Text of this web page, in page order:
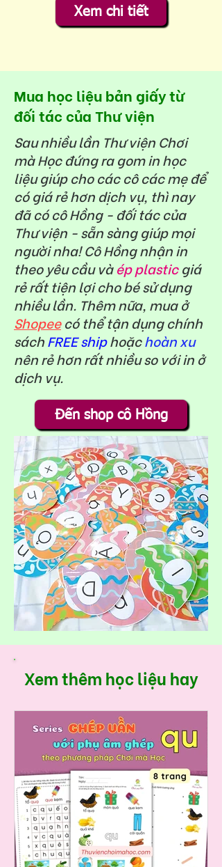
Xem chi tiết
Mua học liệu bản giấy từ
đối tác của Thư viện
Sau nhiều lần Thư viện Chơi
mà Học đứng ra gom in học
liệu giúp cho các cô các mẹ để
có giá rẻ hơn dịch vụ, thì nay
đã có cô Hồng - đối tác của
Thư viện - sẵn sàng giúp mọi
người nha! Cô Hồng nhận in
theo yêu cầu vàép plasticgiá
rẻ rất tiện lợi cho bé sử dụng
nhiều lần. Thêm nữa, mua ở
Shopeecó thể tận dụng chính
sáchFREE shiphoặchoàn xu
nên rẻ hơn rất nhiều so với in ở
dịch vụ.
Đến shop cô Hồng
Xem thêm học liệu hay